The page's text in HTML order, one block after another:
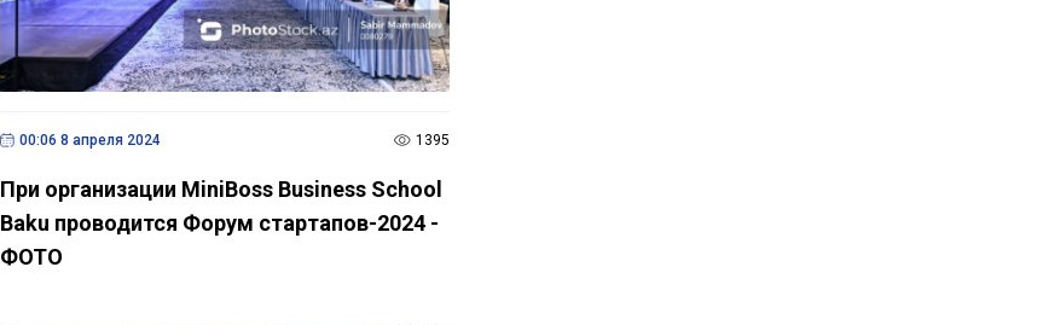
00:06 8 апреля 2024 1395
При организации MiniBoss Business School
Baku проводится Форум стартапов-2024 -
ФОТО